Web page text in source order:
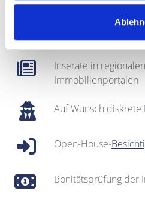
Regionales
gepflegter
Inserate in
Immobilienportalen
Auf Wunsch diskrete
Open-House-
Bonitätsprüfung der